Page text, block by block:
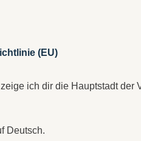
(EU)
ich dir die Hauptstadt
Deutsch.